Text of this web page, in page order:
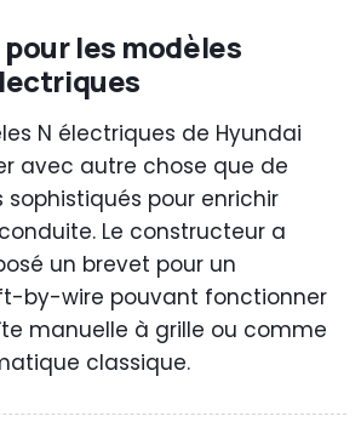
les modèles
N électriques de Hyundai
avec autre chose que de
sophistiqués pour enrichir
Le constructeur a
un brevet pour un
by-wire pouvant fonctionner
manuelle à grille ou comme
classique.